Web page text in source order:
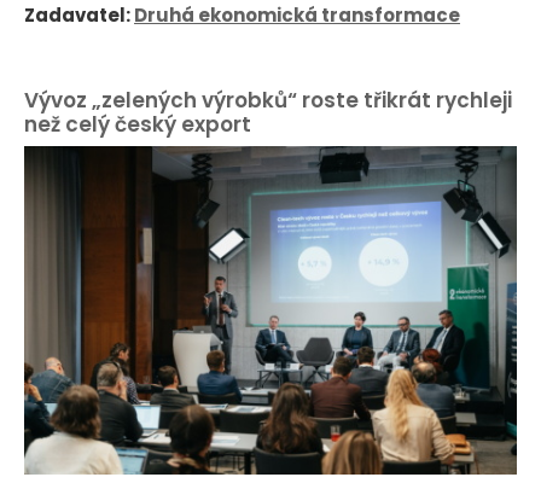
Zadavatel:Druhá ekonomická transformace
Vývoz „zelených výrobků“ roste třikrát rychleji
než celý český export